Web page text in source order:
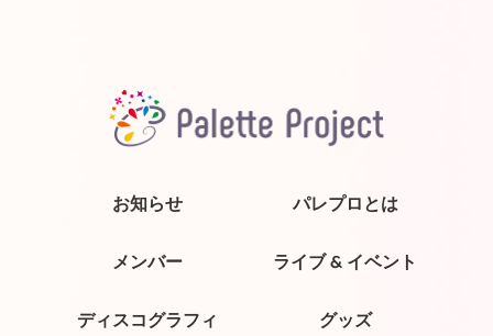
お知らせ パレプロとは
メンバー ライブ & イベント
ディスコグラフィ グッズ